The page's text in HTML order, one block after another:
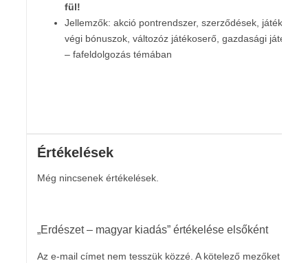
fül!
Jellemzők: akció pontrendszer, szerződések, játék
végi bónuszok, változóz játékoserő, gazdasági játék
– fafeldolgozás témában
Értékelések
Még nincsenek értékelések.
„Erdészet – magyar kiadás” értékelése elsőként
Az e-mail címet nem tesszük közzé. A kötelező mezőket